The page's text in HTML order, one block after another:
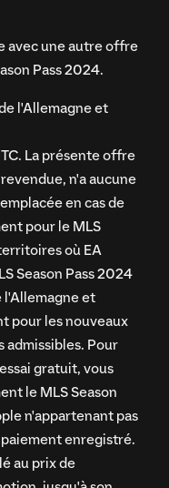
avec une autre offre
Pass 2024.
l'Allemagne et
La présente offre
n'a aucune
en cas de
pour le MLS
où EA
Season Pass 2024
l'Allemagne et
pour les nouveaux
admissibles. Pour
gratuit, vous
le MLS Season
n'appartenant pas
paiement enregistré.
au prix de